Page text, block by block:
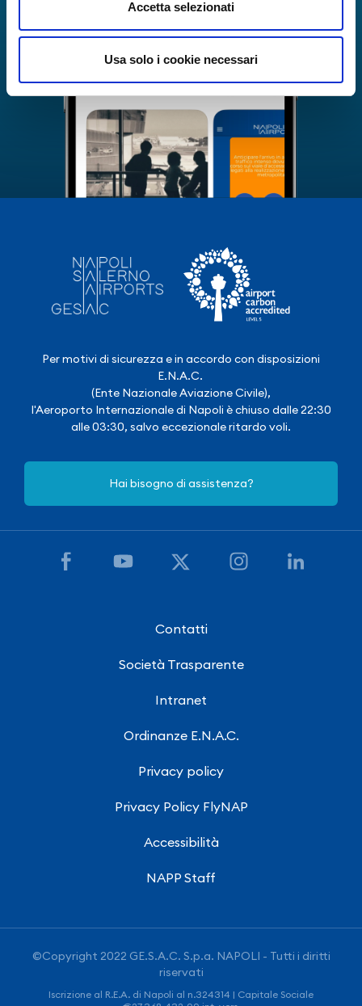
Accetta selezionati
Usa solo i cookie necessari
Per motivi di sicurezza e in accordo con disposizioni
E.N.A.C.
(Ente Nazionale Aviazione Civile),
l'Aeroporto Internazionale di Napoli è chiuso dalle 22:30
alle 03:30, salvo eccezionale ritardo voli.
Hai bisogno di assistenza?
Contatti
Società Trasparente
Intranet
Ordinanze E.N.A.C.
Privacy policy
Privacy Policy FlyNAP
Accessibilità
NAPP Staff
©Copyright 2022 GE.S.A.C. S.p.a. NAPOLI - Tutti i diritti
riservati
Iscrizione al R.E.A. di Napoli al n.324314 | Capitale Sociale